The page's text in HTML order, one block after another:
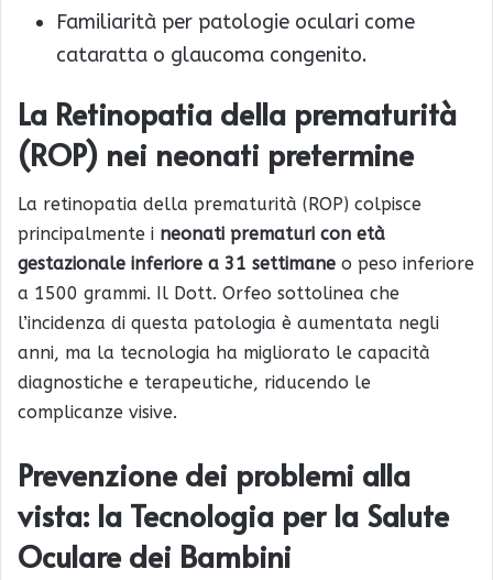
Familiarità per patologie oculari come
cataratta o glaucoma congenito.
La Retinopatia della prematurità
(ROP) nei neonati pretermine
La retinopatia della prematurità (ROP) colpisce
principalmente i neonati prematuri con età
gestazionale inferiore a 31 settimane o peso inferiore
a 1500 grammi. Il Dott. Orfeo sottolinea che
l’incidenza di questa patologia è aumentata negli
anni, ma la tecnologia ha migliorato le capacità
diagnostiche e terapeutiche, riducendo le
complicanze visive.
Prevenzione dei problemi alla
vista: la Tecnologia per la Salute
Oculare dei Bambini